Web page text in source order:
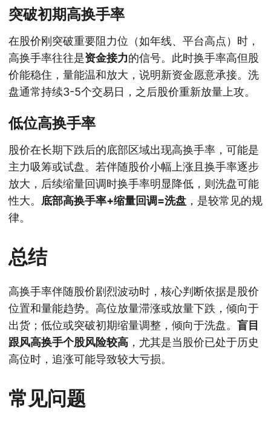
突破初期高换手率
在股价刚突破重要阻力位（如年线、平台高点）时，
高换手率往往是资金接力的信号。此时换手率高但股
价能稳住，量能温和放大，说明新资金愿意承接。洗
盘通常持续3-5个交易日，之后股价重新放量上攻。
低位高换手率
股价在长期下跌后的底部区域出现高换手率，可能是
主力吸筹或试盘。若伴随股价小幅上涨且换手率逐步
放大，后续缩量回调时换手率明显降低，则洗盘可能
性大。 底部高换手率+缩量回调=洗盘 ，是较常见的规
律。
总结
高换手率伴随股价剧烈波动时，核心判断依据是股价
位置和量能趋势。高位放量滞涨或放量下跌，倾向于
出货；低位或突破初期缩量调整，倾向于洗盘。 盲目
跟风高换手个股风险较高 ，尤其是当股价已处于历史
高位时，追涨可能导致较大亏损。
常见问题